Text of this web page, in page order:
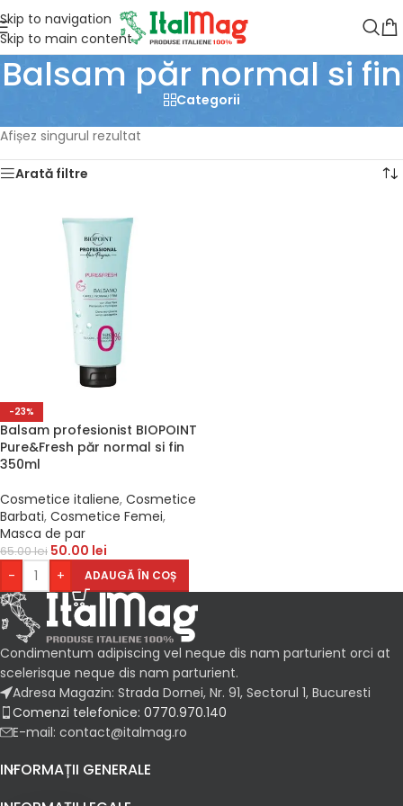
Skip to navigation
Skip to main content
Balsam păr normal si fin
Categorii
Afișez singurul rezultat
Arată filtre
-23%
Balsam profesionist BIOPOINT
Pure&Fresh păr normal si fin
350ml
Cosmetice italiene, Cosmetice
Barbati, Cosmetice Femei,
Masca de par
65.00lei 50.00 lei
-
+ ADAUGĂ ÎN COȘ
Condimentum adipiscing vel neque dis nam parturient orci at
scelerisque neque dis nam parturient.
Adresa Magazin: Strada Dornei, Nr. 91, Sectorul 1, Bucuresti
Comenzi telefonice: 0770.970.140
E-mail: contact@italmag.ro
INFORMAȚII GENERALE